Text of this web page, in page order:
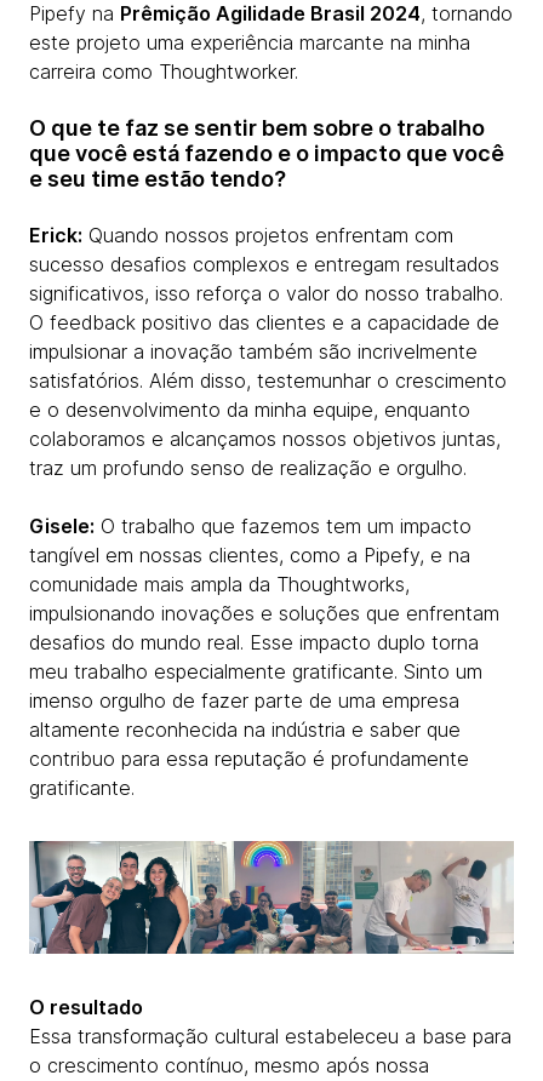
Pipefy na Prêmição Agilidade Brasil 2024, tornando
este projeto uma experiência marcante na minha
carreira como Thoughtworker.
O que te faz se sentir bem sobre o trabalho
que você está fazendo e o impacto que você
e seu time estão tendo?
Erick: Quando nossos projetos enfrentam com
sucesso desafios complexos e entregam resultados
significativos, isso reforça o valor do nosso trabalho.
O feedback positivo das clientes e a capacidade de
impulsionar a inovação também são incrivelmente
satisfatórios. Além disso, testemunhar o crescimento
e o desenvolvimento da minha equipe, enquanto
colaboramos e alcançamos nossos objetivos juntas,
traz um profundo senso de realização e orgulho.
Gisele: O trabalho que fazemos tem um impacto
tangível em nossas clientes, como a Pipefy, e na
comunidade mais ampla da Thoughtworks,
impulsionando inovações e soluções que enfrentam
desafios do mundo real. Esse impacto duplo torna
meu trabalho especialmente gratificante. Sinto um
imenso orgulho de fazer parte de uma empresa
altamente reconhecida na indústria e saber que
contribuo para essa reputação é profundamente
gratificante.
O resultado
Essa transformação cultural estabeleceu a base para
o crescimento contínuo, mesmo após nossa